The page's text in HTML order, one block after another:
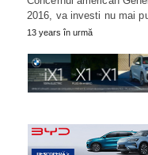
2016, va investi nu mai
13 years în urmă